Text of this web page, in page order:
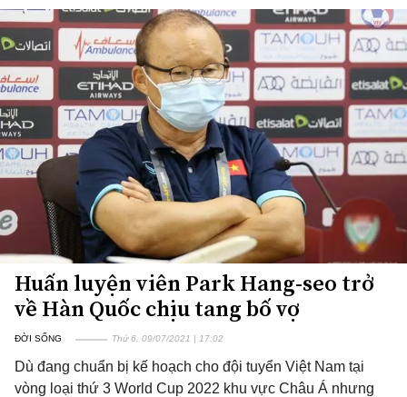
Huấn luyện viên Park Hang-seo trở
về Hàn Quốc chịu tang bố vợ
ĐỜI SỐNG Thứ 6, 09/07/2021 | 17:02
Dù đang chuẩn bị kế hoạch cho đội tuyển Việt Nam tại
vòng loại thứ 3 World Cup 2022 khu vực Châu Á nhưng